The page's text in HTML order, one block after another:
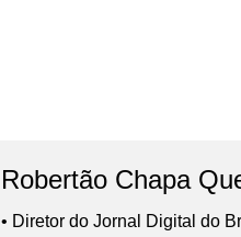
Robertão Chapa
• Diretor do Jornal Digital do